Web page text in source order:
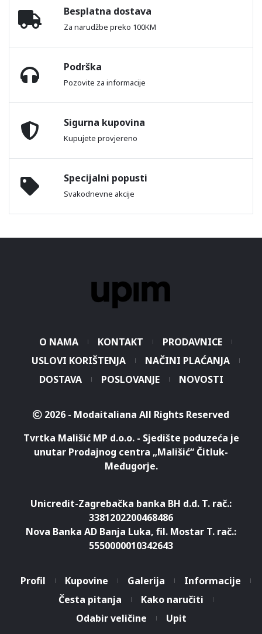
Besplatna dostava
Za narudžbe preko 100KM
Podrška
Pozovite za informacije
Sigurna kupovina
Kupujete provjereno
Specijalni popusti
Svakodnevne akcije
O NAMA KONTAKT
PRODAVNICE
USLOVI KORIŠTENJA
NAČINI PLAĆANJA
DOSTAVA
POSLOVANJE NOVOSTI
2026 - Modaitaliana All Rights Reserved
Tvrtka Mališić MP d.o.o. - Sjedište poduzeća je
unutar Prodajnog centra „Mališić“ Čitluk-
Međugorje.
Unicredit-Zagrebačka banka BH d.d. T. rač.:
3381202200468486
Nova Banka AD Banja Luka, fil. Mostar T. rač.:
5550000010342643
Profil Kupovine Galerija
Informacije
Česta pitanja
Kako naručiti
Odabir veličine
Upit